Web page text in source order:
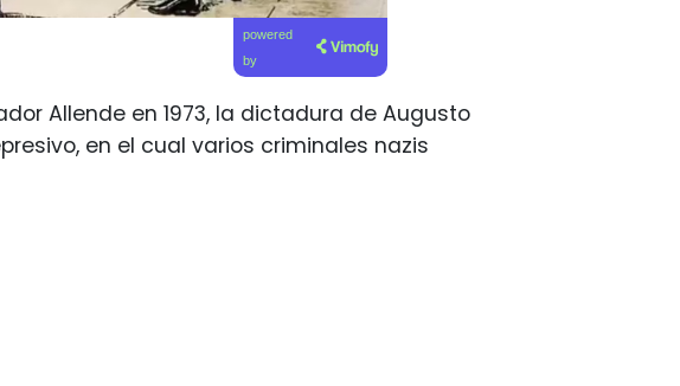
powered
by
Allende en 1973, la dictadura de Augusto
en el cual varios criminales nazis